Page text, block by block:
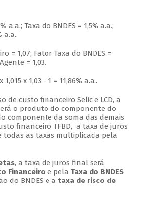
a.a.; Taxa do BNDES = 1,5% a.a.;
a.a..
= 1,07; Fator Taxa do BNDES =
= 1,03.
x 1,03 - 1 = 11,86% a.a..
de custo financeiro Selic e LCD, a
o produto do componente do
componente da soma das demais
financeiro TFBD, a taxa de juros
todas as taxas multiplicada pela
, a taxa de juros final será
Financeiro e pela Taxa do BNDES
do BNDES e a taxa de risco de